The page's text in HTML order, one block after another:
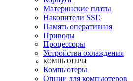
Материнские платы
Накопители SSD
Память оперативная
Приводы
Процессоры
Устройства охлаждения
КОМПЬЮТЕРЫ
Компьютеры
Опции для компьютеров